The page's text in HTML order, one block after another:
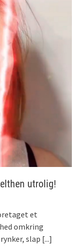
utrolig!
et
omkring
slap [...]